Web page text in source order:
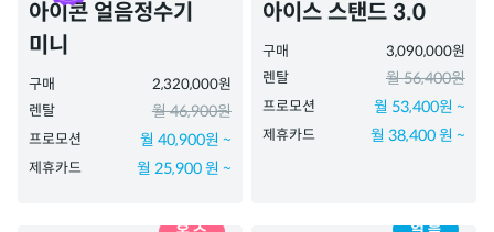
아이콘 얼음정수기
미니
구매
2,320,000원
렌탈
월 46,900원
프로모션 월 40,900원 ~
제휴카드 월 25,900 원 ~
아이스 스탠드 3.0
구매
3,090,000원
렌탈
월 56,400원
프로모션 월 53,400원 ~
제휴카드 월 38,400 원 ~